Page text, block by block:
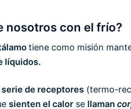
nosotros con el frío?
tiene como misión
líquidos.
serie de receptores (termo-
sienten el calor se llaman